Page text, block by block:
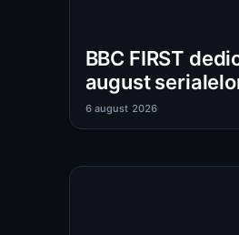
BBC FIRST
august
6 august 2026